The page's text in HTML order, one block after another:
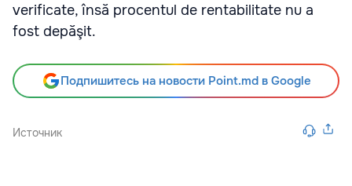
verificate, însă procentul de rentabilitate nu a
fost depăşit.
Подпишитесь на новости Point.md в Google
Источник